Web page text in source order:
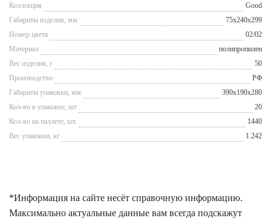
Коллекция
Good
Габариты изделия, мм
75x240x299
Номер цвета
02/02
Материал
полипропилен
Вес изделия, г
50
Производство
РФ
Габариты упаковки, мм
390x190x280
Кол-во в упаковке, шт
20
Кол-во на паллете, шт.
1440
Вес упаковки, кг
1.242
*Информация на сайте несёт справочную информацию.
Максимально актуальные данные вам всегда подскажут